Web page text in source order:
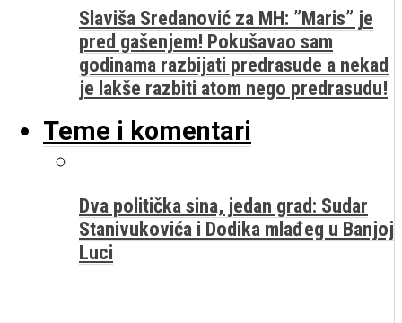
Slaviša Sredanović za MH: ”Maris” je
pred gašenjem! Pokušavao sam
godinama razbijati predrasude a nekad
je lakše razbiti atom nego predrasudu!
Teme i komentari
Dva politička sina, jedan grad: Sudar
Stanivukovića i Dodika mlađeg u Banjoj
Luci